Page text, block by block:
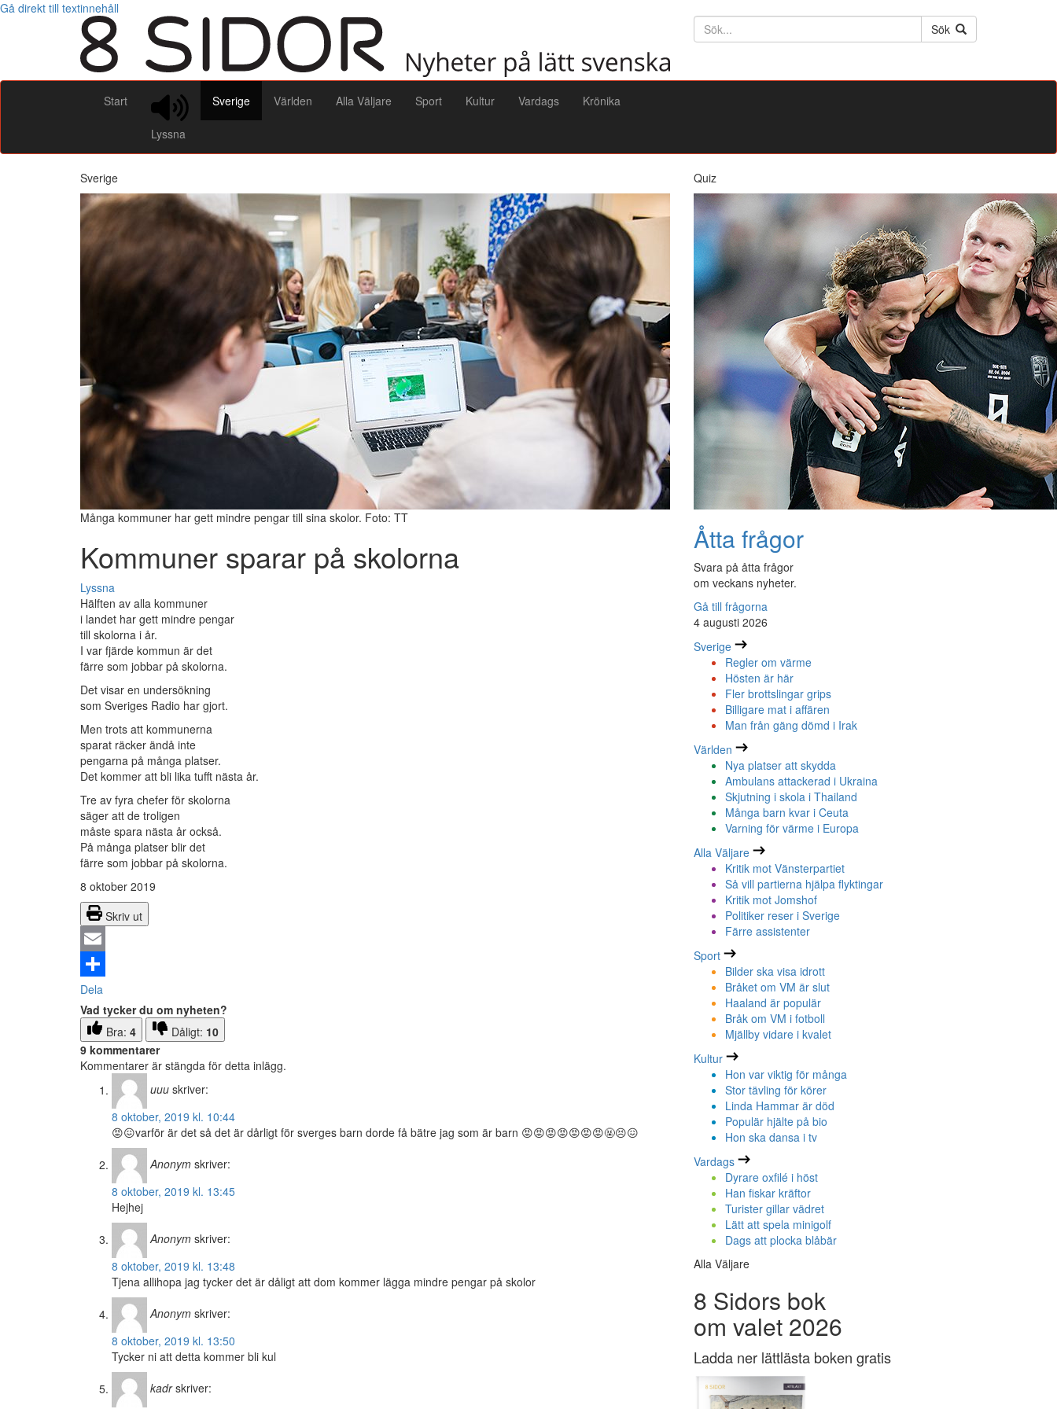
Gå direkt till textinnehåll
Söktext
Sök
Start
Lyssna
Sverige Världen Alla Väljare Sport Kultur Vardags Krönika
Sverige
Många kommuner har gett mindre pengar till sina skolor. Foto: TT
Kommuner sparar på skolorna
Lyssna
Hälften av alla kommuner
i landet har gett mindre pengar
till skolorna i år.
I var fjärde kommun är det
färre som jobbar på skolorna.
Det visar en undersökning
som Sveriges Radio har gjort.
Men trots att kommunerna
sparat räcker ändå inte
pengarna på många platser.
Det kommer att bli lika tufft nästa år.
Tre av fyra chefer för skolorna
säger att de troligen
måste spara nästa år också.
På många platser blir det
färre som jobbar på skolorna.
8 oktober 2019
Skriv ut
Email
Dela
Vad tycker du om nyheten?
Bra: 4 Dåligt: 10
9 kommentarer
Kommentarer är stängda för detta inlägg.
uuu skriver:
8 oktober, 2019 kl. 10:44
😡😖varför är det så det är dårligt för sverges barn dorde få bätre jag som är barn 😡😡😡😡😡😡😡🤬😣😖
Anonym skriver:
8 oktober, 2019 kl. 13:45
Hejhej
Anonym skriver:
8 oktober, 2019 kl. 13:48
Tjena allihopa jag tycker det är dåligt att dom kommer lägga mindre pengar på skolor
Anonym skriver:
8 oktober, 2019 kl. 13:50
Tycker ni att detta kommer bli kul
kadr skriver:
Quiz
Åtta frågor
Svara på åtta frågor
om veckans nyheter.
Gå till frågorna
4 augusti 2026
Sverige
Regler om värme
Hösten är här
Fler brottslingar grips
Billigare mat i affären
Man från gäng dömd i Irak
Världen
Nya platser att skydda
Ambulans attackerad i Ukraina
Skjutning i skola i Thailand
Många barn kvar i Ceuta
Varning för värme i Europa
Alla Väljare
Kritik mot Vänsterpartiet
Så vill partierna hjälpa flyktingar
Kritik mot Jomshof
Politiker reser i Sverige
Färre assistenter
Sport
Bilder ska visa idrott
Bråket om VM är slut
Haaland är populär
Bråk om VM i fotboll
Mjällby vidare i kvalet
Kultur
Hon var viktig för många
Stor tävling för körer
Linda Hammar är död
Populär hjälte på bio
Hon ska dansa i tv
Vardags
Dyrare oxfilé i höst
Han fiskar kräftor
Turister gillar vädret
Lätt att spela minigolf
Dags att plocka blåbär
Alla Väljare
8 Sidors bok
om valet 2026
Ladda ner lättlästa boken gratis